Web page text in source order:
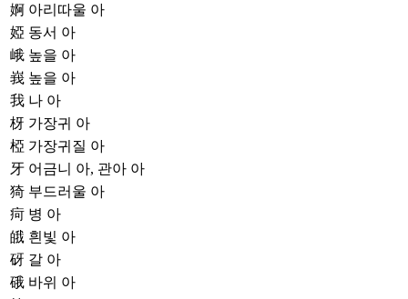
婀 아리따울 아
婭 동서 아
峨 높을 아
峩 높을 아
我 나 아
枒 가장귀 아
椏 가장귀질 아
牙 어금니 아, 관아 아
猗 부드러울 아
疴 병 아
皒 흰빛 아
砑 갈 아
硪 바위 아